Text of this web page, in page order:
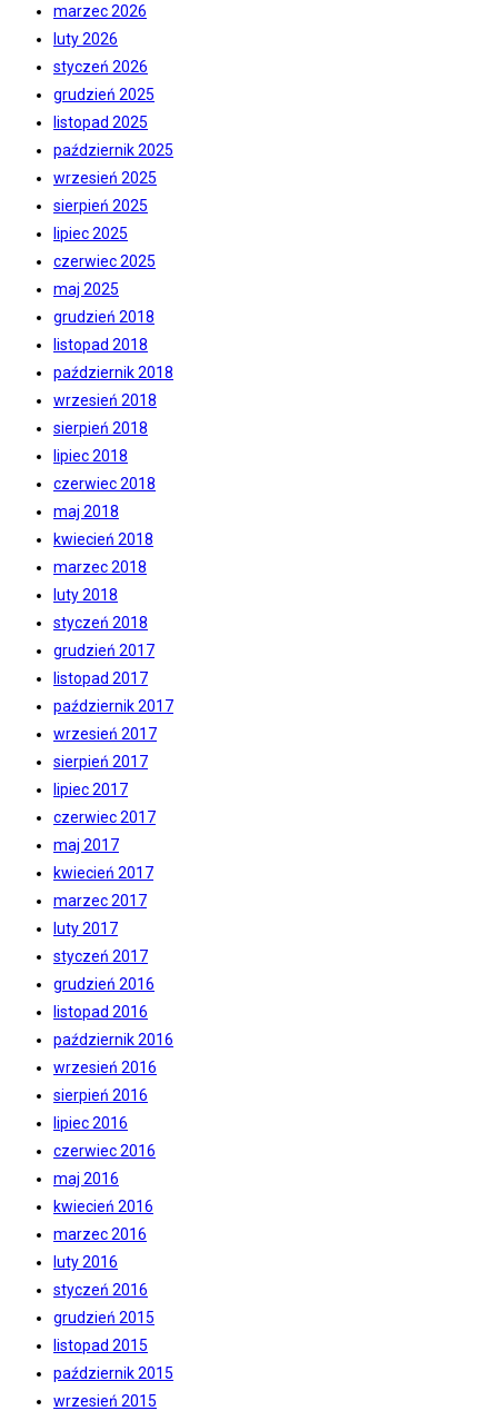
marzec 2026
luty 2026
styczeń 2026
grudzień 2025
listopad 2025
październik 2025
wrzesień 2025
sierpień 2025
lipiec 2025
czerwiec 2025
maj 2025
grudzień 2018
listopad 2018
październik 2018
wrzesień 2018
sierpień 2018
lipiec 2018
czerwiec 2018
maj 2018
kwiecień 2018
marzec 2018
luty 2018
styczeń 2018
grudzień 2017
listopad 2017
październik 2017
wrzesień 2017
sierpień 2017
lipiec 2017
czerwiec 2017
maj 2017
kwiecień 2017
marzec 2017
luty 2017
styczeń 2017
grudzień 2016
listopad 2016
październik 2016
wrzesień 2016
sierpień 2016
lipiec 2016
czerwiec 2016
maj 2016
kwiecień 2016
marzec 2016
luty 2016
styczeń 2016
grudzień 2015
listopad 2015
październik 2015
wrzesień 2015